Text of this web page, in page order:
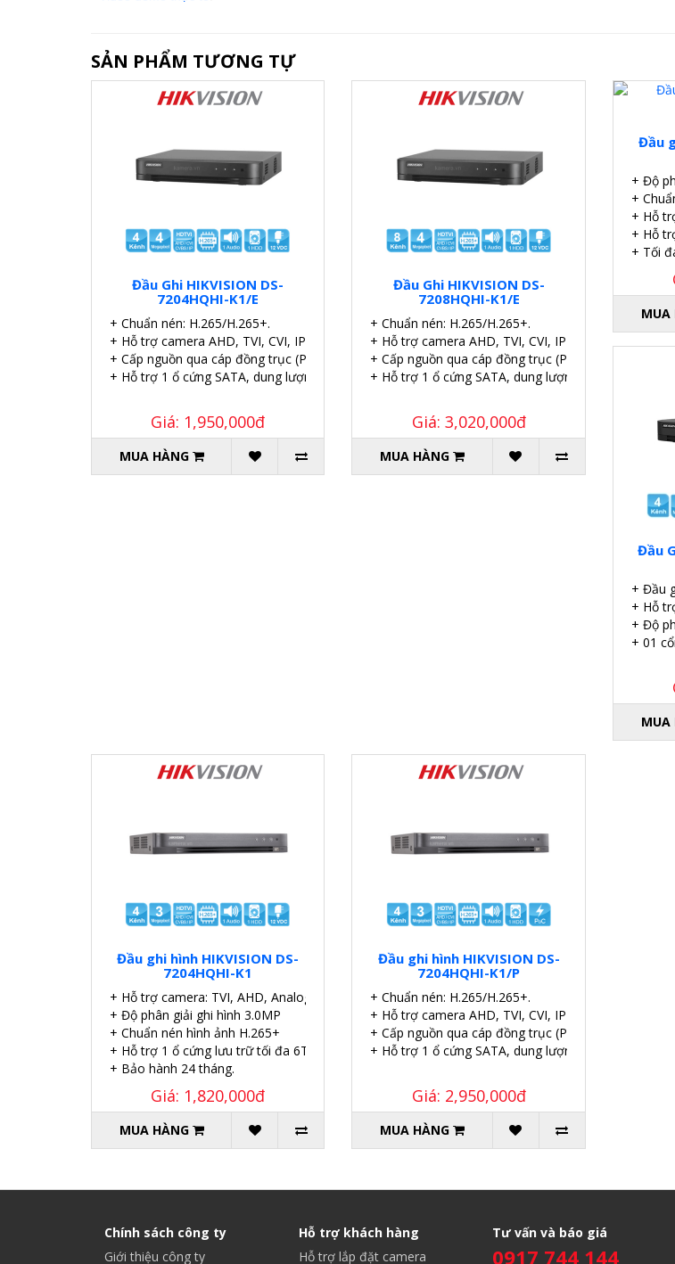
SẢN PHẨM TƯƠNG TỰ
Đầu Ghi HIKVISION DS-
7204HQHI-K1/E
+ Chuẩn nén: H.265/H.265+.
+ Hỗ trợ camera AHD, TVI, CVI, IP
+ Cấp nguồn qua cáp đồng trục (PoC).
+ Hỗ trợ 1 ổ cứng SATA, dung lượng 6TB.
Giá: 1,950,000đ
MUA HÀNG
Đầu Ghi HIKVISION DS-
7208HQHI-K1/E
+ Chuẩn nén: H.265/H.265+.
+ Hỗ trợ camera AHD, TVI, CVI, IP
+ Cấp nguồn qua cáp đồng trục (PoC).
+ Hỗ trợ 1 ổ cứng SATA, dung lượng 6TB.
Giá: 3,020,000đ
MUA HÀNG
Đầu
+ Độ
+
+ Hỗ
+ Hỗ
+ Tối
MUA
Đầu
+ Đầu
+ Hỗ
+ Độ
+ 01
MUA
Đầu ghi hình HIKVISION DS-
7204HQHI-K1
+ Hỗ trợ camera: TVI, AHD, Analog, CVI, IP
+ Độ phân giải ghi hình 3.0MP
+ Chuẩn nén hình ảnh H.265+
+ Hỗ trợ 1 ổ cứng lưu trữ tối đa 6TB.
+ Bảo hành 24 tháng.
Giá: 1,820,000đ
MUA HÀNG
Đầu ghi hình HIKVISION DS-
7204HQHI-K1/P
+ Chuẩn nén: H.265/H.265+.
+ Hỗ trợ camera AHD, TVI, CVI, IP
+ Cấp nguồn qua cáp đồng trục (PoC).
+ Hỗ trợ 1 ổ cứng SATA, dung lượng 6TB.
Giá: 2,950,000đ
MUA HÀNG
Chính sách công ty
Giới thiệu công ty
Hỗ trợ khách hàng
Hỗ trợ lắp đặt camera
Tư vấn và báo giá
0917 744 144